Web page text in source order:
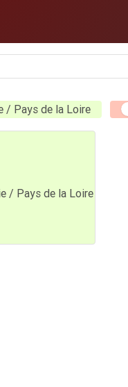
/ Pays de la Loire
/ Pays de la Loire